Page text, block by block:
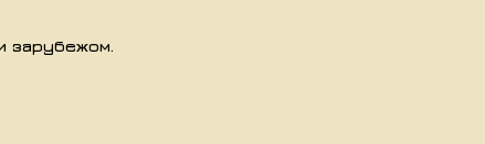
зарубежом.